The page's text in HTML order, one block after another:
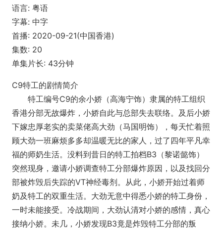
语言: 粤语
字幕: 中字
首播: 2020-09-21(中国香港)
集数: 20
单集片长: 43分钟
C9特工的剧情简介
特工编号C9的余小娇（高海宁饰）隶属的特工组织
香港分部无故爆炸，小娇自此与总部失去联络。及后小娇
下嫁忠厚老实的卖菜佬高大劲（马国明饰），每天忙着照
顾大劲一班麻烦多多却温暖无比的家人，过了四年平凡幸
福的师奶生活。没料到昔日的特工拍档B3（黎诺懿饰）
突然现身，邀请小娇调查特工分部爆炸原因，以及找回分
部被炸毁后失踪的VT神经毒剂。从此，小娇开始过着师
奶及特工的双重生活。大劲无意中得悉小娇的特工身份，
一时未能接受。冷战期间，大劲认清对小娇的感情，真心
接纳小娇。未几，小娇发现B3竟是炸毁特工分部的叛